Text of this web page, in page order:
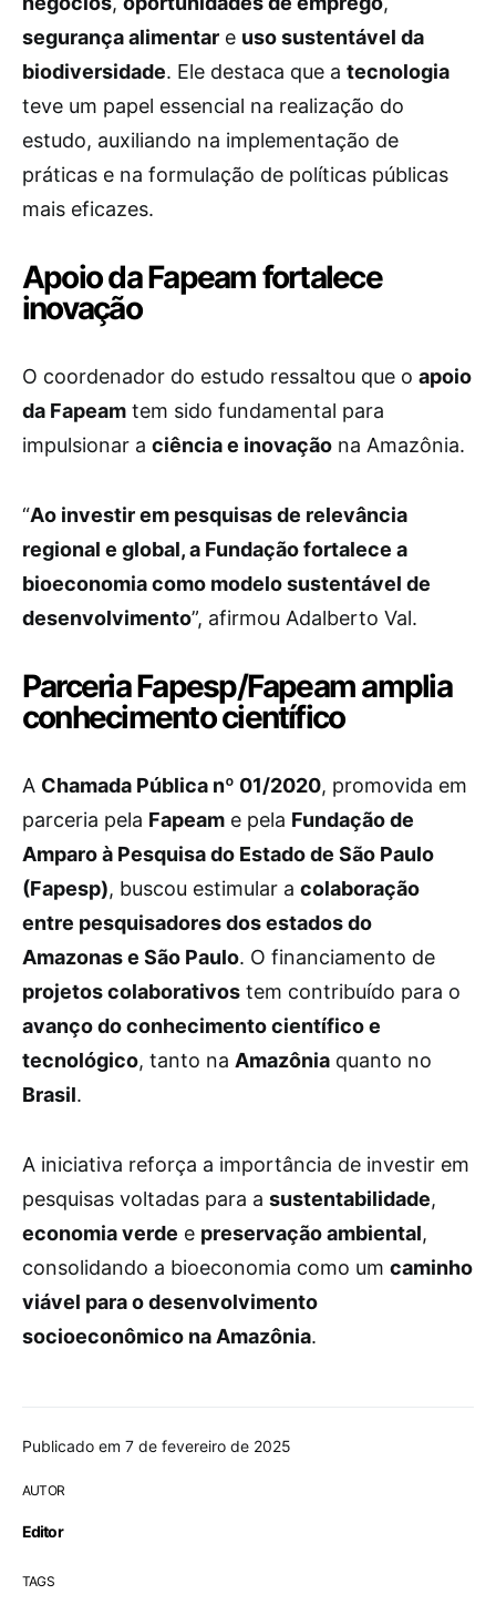
Publicado em 7 de fevereiro de 2025
AUTOR
Editor
TAGS
segurança alimentar e uso sustentável da
biodiversidade. Ele destaca que a tecnologia
teve um papel essencial na realização do
estudo, auxiliando na implementação de
práticas e na formulação de políticas públicas
mais eficazes.
Apoio da Fapeam fortalece
inovação
O coordenador do estudo ressaltou que o apoio
da Fapeam tem sido fundamental para
impulsionar a ciência e inovação na Amazônia.
“Ao investir em pesquisas de relevância
regional e global, a Fundação fortalece a
bioeconomia como modelo sustentável de
desenvolvimento”, afirmou Adalberto Val.
Parceria Fapesp/Fapeam amplia
conhecimento científico
A Chamada Pública nº 01/2020, promovida em
parceria pela Fapeam e pela Fundação de
Amparo à Pesquisa do Estado de São Paulo
(Fapesp), buscou estimular a colaboração
entre pesquisadores dos estados do
Amazonas e São Paulo. O financiamento de
projetos colaborativos tem contribuído para o
avanço do conhecimento científico e
tecnológico, tanto na Amazônia quanto no
Brasil.
A iniciativa reforça a importância de investir em
pesquisas voltadas para a sustentabilidade,
economia verde e preservação ambiental,
consolidando a bioeconomia como um caminho
viável para o desenvolvimento
socioeconômico na Amazônia.